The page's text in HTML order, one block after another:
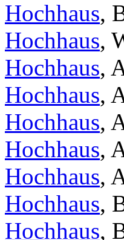
Hochhaus,
Hochhaus,
Hochhaus,
Hochhaus,
Hochhaus,
Hochhaus,
Hochhaus,
Hochhaus,
Hochhaus,